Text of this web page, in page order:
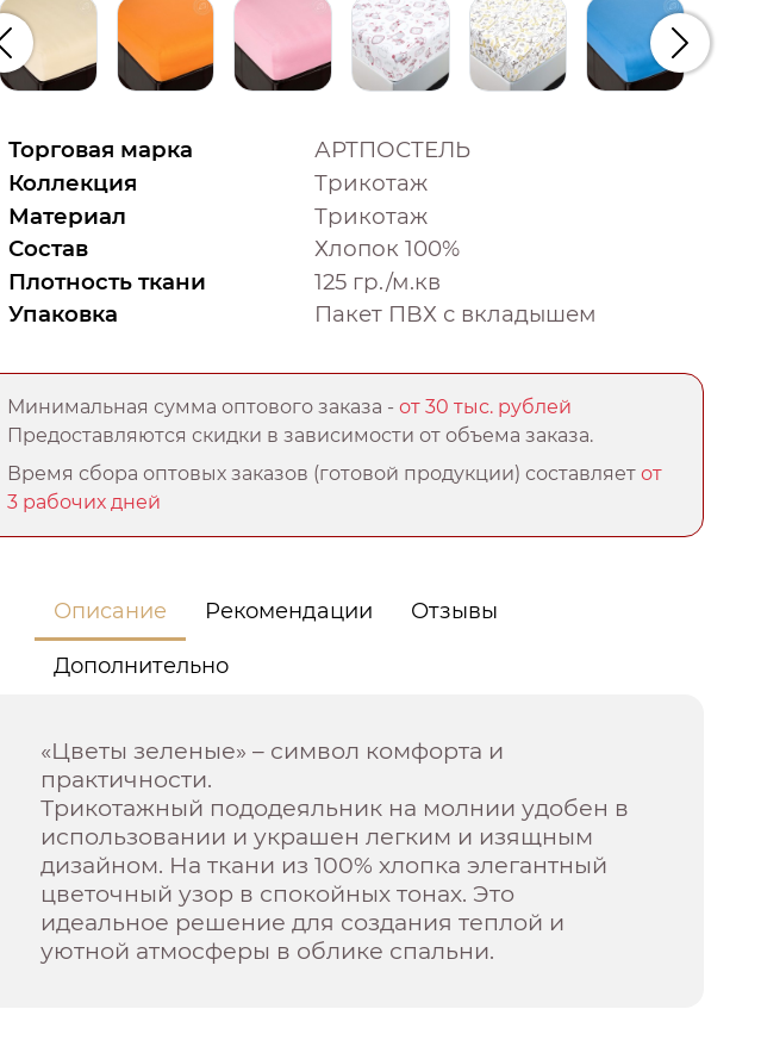
Предыдущий
Торговая марка
АРТПОСТЕЛЬ
Коллекция
Трикотаж
Материал
Трикотаж
Состав
Хлопок 100%
Плотность ткани
125 гр./м.кв
Упаковка
Пакет ПВХ с вкладышем
Минимальная сумма оптового заказа -от 30 тыс. рублей
Предоставляются скидки в зависимости от объема заказа.
Время сбора оптовых заказов (готовой продукции) составляетот
3 рабочих дней
Описание Рекомендации Отзывы
Дополнительно
«Цветы зеленые» – символ комфорта и
практичности.
Трикотажный пододеяльник на молнии удобен в
использовании и украшен легким и изящным
дизайном. На ткани из 100% хлопка элегантный
цветочный узор в спокойных тонах. Это
идеальное решение для создания теплой и
уютной атмосферы в облике спальни.